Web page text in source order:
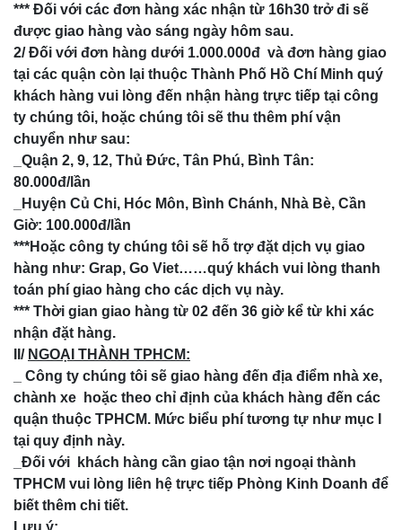
*** Đối với các đơn hàng xác nhận từ 16h30 trở đi sẽ
được giao hàng vào sáng ngày hôm sau.
2/ Đối với đơn hàng dưới 1.000.000đ và đơn hàng giao
tại các quận còn lại thuộc Thành Phố Hồ Chí Minh quý
khách hàng vui lòng đến nhận hàng trực tiếp tại công
ty chúng tôi, hoặc chúng tôi sẽ thu thêm phí vận
chuyển như sau:
_Quận 2, 9, 12, Thủ Đức, Tân Phú, Bình Tân:
80.000đ/lần
_Huyện Củ Chi, Hóc Môn, Bình Chánh, Nhà Bè, Cần
Giờ: 100.000đ/lần
***Hoặc công ty chúng tôi sẽ hỗ trợ đặt dịch vụ giao
hàng như: Grap, Go Viet……quý khách vui lòng thanh
toán phí giao hàng cho các dịch vụ này.
*** Thời gian giao hàng từ 02 đến 36 giờ kể từ khi xác
nhận đặt hàng.
II/ NGOẠI THÀNH TPHCM:
_ Công ty chúng tôi sẽ giao hàng đến địa điểm nhà xe,
chành xe hoặc theo chỉ định của khách hàng đến các
quận thuộc TPHCM. Mức biểu phí tương tự như mục I
tại quy định này.
_Đối với khách hàng cần giao tận nơi ngoại thành
TPHCM vui lòng liên hệ trực tiếp Phòng Kinh Doanh để
biết thêm chi tiết.
Lưu ý: